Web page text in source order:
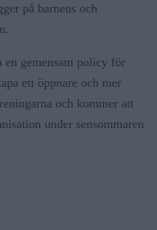
på barnens och
en gemensam policy för
ett öppnare och mer
och kommer att
under sensommaren